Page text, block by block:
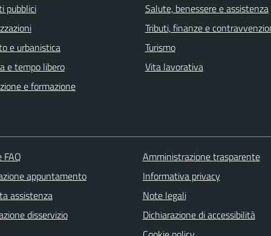
pubblici
e urbanistica
e tempo libero
e formazione
Salute, benessere e assistenza
Tributi, finanze e
Turismo
Vita lavorativa
FAQ
appuntamento
assistenza
disservizio
Amministrazione trasparente
Informativa privacy
Note legali
Dichiarazione di accessibilità